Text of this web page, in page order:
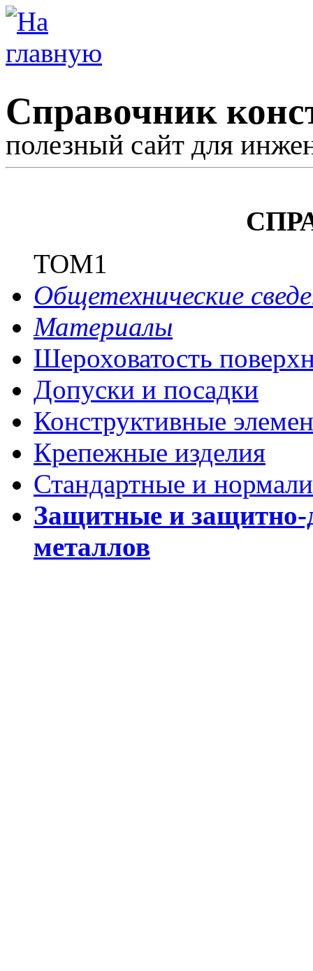
Справочник
полезный сайт для
ТОМ1
Общетехнические
Материалы
Шероховатость
Допуски и посадки
Конструктивные
Крепежные изделия
Стандартные и
Защитные и защитно-
металлов